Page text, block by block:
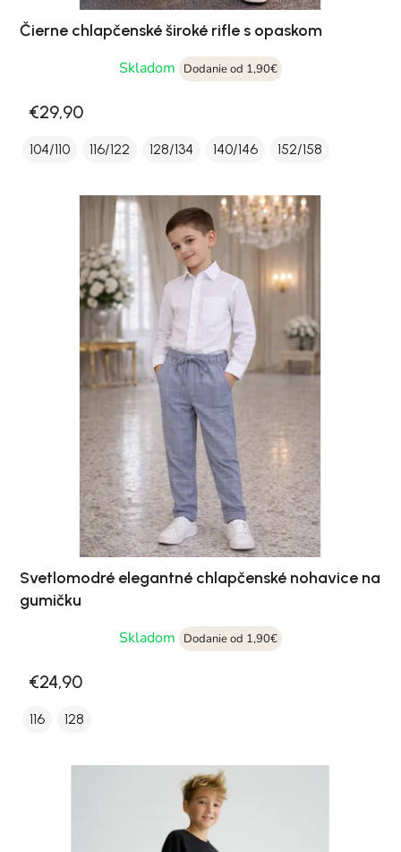
Čierne chlapčenské široké rifle s opaskom
Skladom
Dodanie od 1,90€
€29,90
104/110 116/122 128/134 140/146 152/158
Svetlomodré elegantné chlapčenské nohavice na
gumičku
Skladom
Dodanie od 1,90€
€24,90
116 128